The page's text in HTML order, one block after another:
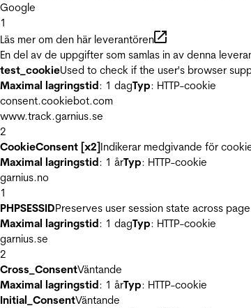
Google
1
Läs mer om den här leverantören
En del av de uppgifter som samlas in av denna
test_cookieUsed to check if the user's browser
Maximal lagringstid: 1 dagTyp: HTTP-cookie
consent.cookiebot.com
www.track.garnius.se
2
CookieConsent [x2]Indikerar medgivande för
Maximal lagringstid: 1 årTyp: HTTP-cookie
garnius.no
1
PHPSESSIDPreserves user session state across
Maximal lagringstid: 1 dagTyp: HTTP-cookie
garnius.se
2
Cross_ConsentVäntande
Maximal lagringstid: 1 årTyp: HTTP-cookie
Initial_ConsentVäntande